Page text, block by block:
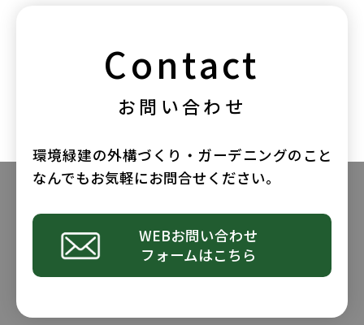
Contact
お問い合わせ
環境緑建の外構づくり・ガーデニングのこと
なんでもお気軽にお問合せください。
WEBお問い合わせ
フォームはこちら